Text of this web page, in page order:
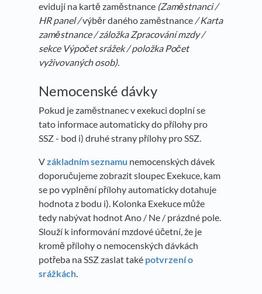
evidují na kartě zaměstnance (Zaměstnanci /
HR panel /výběr daného zaměstnance / Karta
zaměstnance / záložka Zpracování mzdy /
sekce Výpočet srážek / položka Počet
vyživovaných osob).
Nemocenské dávky
Pokud je zaměstnanec v exekuci doplní se
tato informace automaticky do přílohy pro
SSZ - bod i) druhé strany přílohy pro SSZ.
Vzákladním seznamu nemocenských dávek
doporučujeme zobrazit sloupec Exekuce, kam
se po vyplnění přílohy automaticky dotahuje
hodnota z bodu i). Kolonka Exekuce může
tedy nabývat hodnot Ano / Ne / prázdné pole.
Slouží k informování mzdové účetní, že je
kromě přílohy o nemocenských dávkách
potřeba na SSZ zaslat také potvrzení o
srážkách.